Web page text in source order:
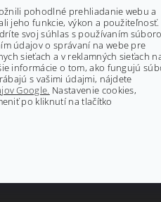
Kontakty
pohodlné prehliadanie webu a
jeho funkcie, výkon a použiteľnosť.
svoj súhlas s používaním
údajov o správaní na webe pre
sieťach a v reklamných sieťach
informácie o tom, ako fungujú
s vašimi údajmi, nájdete
Google. Nastavenie cookies,
po kliknutí na tlačítko